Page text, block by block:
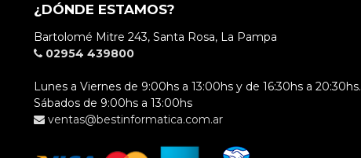
¿DÓNDE ESTAMOS?
Bartolomé Mitre 243, Santa Rosa, La Pampa
02954 439800
Lunes a Viernes de 9:00hs a 13:00hs y de 16:30hs a 20:30hs.
Sábados de 9:00hs a 13:00hs
ventas@bestinformatica.com.ar